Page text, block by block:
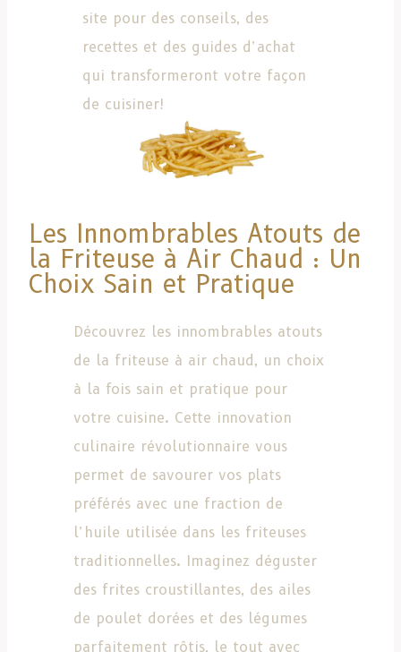
site pour des conseils, des
recettes et des guides d’achat
qui transformeront votre façon
de cuisiner!
Les Innombrables Atouts de
la Friteuse à Air Chaud : Un
Choix Sain et Pratique
Découvrez les innombrables atouts
de la friteuse à air chaud, un choix
à la fois sain et pratique pour
votre cuisine. Cette innovation
culinaire révolutionnaire vous
permet de savourer vos plats
préférés avec une fraction de
l’huile utilisée dans les friteuses
traditionnelles. Imaginez déguster
des frites croustillantes, des ailes
de poulet dorées et des légumes
parfaitement rôtis, le tout avec